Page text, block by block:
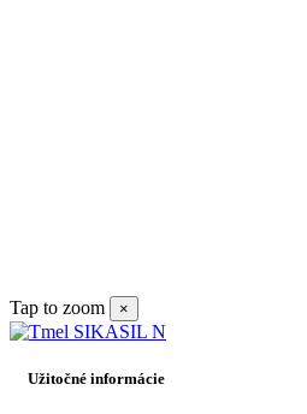
Tap to zoom ×
Užitočné informácie